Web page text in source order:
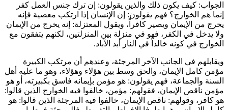
الجواب: كيف يكون ذلك والذين يقولون: إن ترك جنس العمل كفر
إنما هم الخوارج؟ فهم يقولون: إن الإنسان إذا ارتكب معصية فإنه
يخرج من الإيمان ويصير كافراً، ويقول المعتزلة: إنه يخرج من الإيمان
ولا يدخل في الكفر، فهو في منزلة بين المنزلتين، لكنهم يتفقون مع
الخوارج في كونه خالداً في النار أبد الآباد.
ويقابلهم في الجانب الآخر المرجئة، وعندهم أن مرتكب الكبيرة
مؤمن كامل الإيمان، والحق وسط بين هؤلاء وهؤلاء، وهو ما عليه أهل
السنة والجماعة، فهم يقولون: هو مؤمن بإيمانه فاسق بكبيرته، أو هو
مؤمن ناقص الإيمان، فقولهم: مؤمن، خالفوا فيه الخوارج الذين قالوا:
هو كافر، وقولهم: ناقص الإيمان، خالفوا فيه المرجئة الذين قالوا: هو